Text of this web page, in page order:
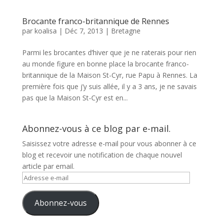
Brocante franco-britannique de Rennes
par koalisa | Déc 7, 2013 | Bretagne
Parmi les brocantes d’hiver que je ne raterais pour rien
au monde figure en bonne place la brocante franco-
britannique de la Maison St-Cyr, rue Papu à Rennes. La
première fois que j’y suis allée, il y a 3 ans, je ne savais
pas que la Maison St-Cyr est en...
Abonnez-vous à ce blog par e-mail.
Saisissez votre adresse e-mail pour vous abonner à ce
blog et recevoir une notification de chaque nouvel
article par email.
Adresse
mail Abonnez-vous